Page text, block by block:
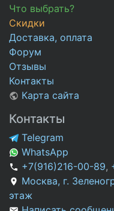
Что выбрать?
Скидки
Доставка, оплата
Форум
Отзывы
Контакты
Карта сайта
Контакты
Telegram
WhatsApp
+7(916)216-00-89,
Москва, г.
этаж